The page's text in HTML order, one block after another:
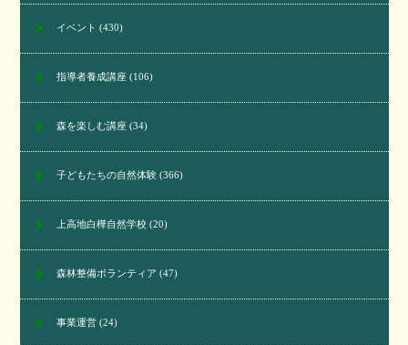
イベント (430)
指導者養成講座(106)
森を楽しむ講座(34)
子どもたちの自然体験(366)
上高地白樺自然学校(20)
森林整備ボランティア (47)
事業運営(24)